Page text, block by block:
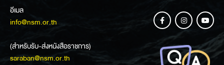
อีเมล
info@nsm.or.th
(สำหรับรับ-ส่งหนังสือราชการ)
saraban@nsm.or.th